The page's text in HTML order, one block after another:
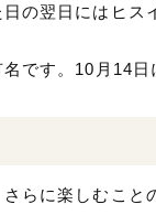
の翌日にはヒス
です。10月14日
らに楽しむこと